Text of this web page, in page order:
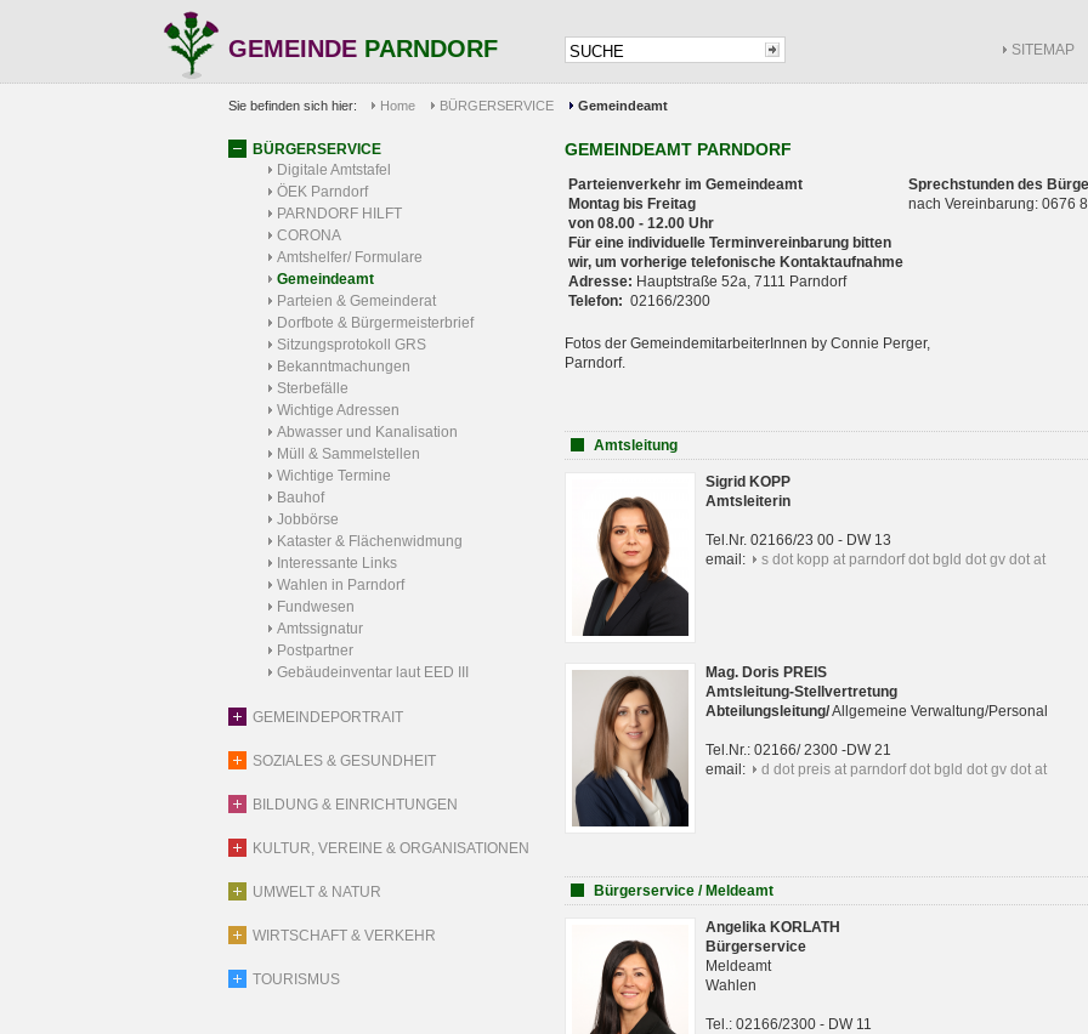
GEMEINDE PARNDORF SITEMAP
Sie befinden sich hier: Home BÜRGERSERVICE Gemeindeamt
BÜRGERSERVICE
Digitale Amtstafel
ÖEK Parndorf
PARNDORF HILFT
CORONA
Amtshelfer/ Formulare
Gemeindeamt
Parteien & Gemeinderat
Dorfbote & Bürgermeisterbrief
Sitzungsprotokoll GRS
Bekanntmachungen
Sterbefälle
Wichtige Adressen
Abwasser und Kanalisation
Müll & Sammelstellen
Wichtige Termine
Bauhof
Jobbörse
Kataster & Flächenwidmung
Interessante Links
Wahlen in Parndorf
Fundwesen
Amtssignatur
Postpartner
Gebäudeinventar laut EED III
GEMEINDEPORTRAIT
SOZIALES & GESUNDHEIT
BILDUNG & EINRICHTUNGEN
KULTUR, VEREINE & ORGANISATIONEN
UMWELT & NATUR
WIRTSCHAFT & VERKEHR
TOURISMUS
GEMEINDEAMT PARNDORF
Parteienverkehr im Gemeindeamt
Montag bis Freitag
von 08.00 - 12.00 Uhr
Für eine individuelle Terminvereinbarung bitten
wir, um vorherige telefonische Kontaktaufnahme
Adresse: Hauptstraße 52a, 7111 Parndorf
Telefon: 02166/2300
Sprechstunden des
nach Vereinbarung: 0676
Fotos der GemeindemitarbeiterInnen by Connie Perger,
Parndorf.
Amtsleitung
Sigrid KOPP
Amtsleiterin
Tel.Nr. 02166/23 00 - DW 13
email:
s dot kopp at parndorf dot bgld dot gv dot at
Mag. Doris PREIS
Amtsleitung-Stellvertretung
Abteilungsleitung/Allgemeine Verwaltung/Personal
Tel.Nr.: 02166/ 2300 -DW 21
email:
d dot preis at parndorf dot bgld dot gv dot at
Bürgerservice / Meldeamt
Angelika KORLATH
Bürgerservice
Meldeamt
Wahlen
Tel.: 02166/2300 - DW 11